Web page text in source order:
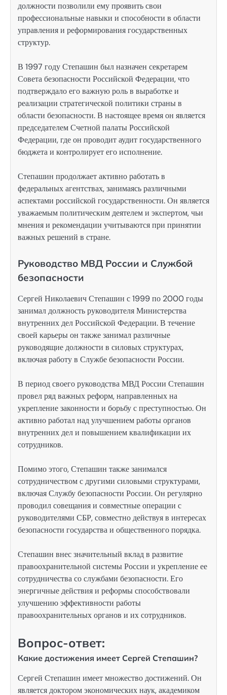
должности позволили ему проявить свои
профессиональные навыки и способности в области
управления и реформирования государственных
структур.
В 1997 году Степашин был назначен секретарем
Совета безопасности Российской Федерации, что
подтверждало его важную роль в выработке и
реализации стратегической политики страны в
области безопасности. В настоящее время он является
председателем Счетной палаты Российской
Федерации, где он проводит аудит государственного
бюджета и контролирует его исполнение.
Степашин продолжает активно работать в
федеральных агентствах, занимаясь различными
аспектами российской государственности. Он является
уважаемым политическим деятелем и экспертом, чьи
мнения и рекомендации учитываются при принятии
важных решений в стране.
Руководство МВД России и Службой
безопасности
Сергей Николаевич Степашин с 1999 по 2000 годы
занимал должность руководителя Министерства
внутренних дел Российской Федерации. В течение
своей карьеры он также занимал различные
руководящие должности в силовых структурах,
включая работу в Службе безопасности России.
В период своего руководства МВД России Степашин
провел ряд важных реформ, направленных на
укрепление законности и борьбу с преступностью. Он
активно работал над улучшением работы органов
внутренних дел и повышением квалификации их
сотрудников.
Помимо этого, Степашин также занимался
сотрудничеством с другими силовыми структурами,
включая Службу безопасности России. Он регулярно
проводил совещания и совместные операции с
руководителями СБР, совместно действуя в интересах
безопасности государства и общественного порядка.
Степашин внес значительный вклад в развитие
правоохранительной системы России и укрепление ее
сотрудничества со службами безопасности. Его
энергичные действия и реформы способствовали
улучшению эффективности работы
правоохранительных органов и их сотрудников.
Вопрос-ответ:
Какие достижения имеет Сергей Степашин?
Сергей Степашин имеет множество достижений. Он
является доктором экономических наук, академиком